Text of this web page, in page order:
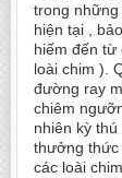
trong
hiện tại ,
hiếm đến từ
loài chim ).
đường ray
chiêm
nhiên kỳ
thưởng thức
các loài